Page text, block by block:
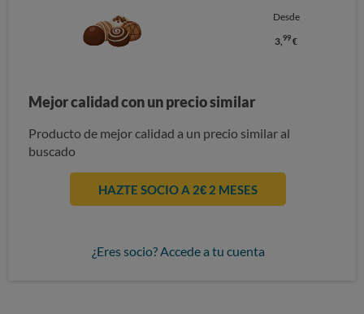
Desde
3,99 €
Mejor calidad con un precio similar
Producto de mejor calidad a un precio similar al
buscado
HAZTE SOCIO A 2€ 2 MESES
¿Eres socio? Accede a tu cuenta